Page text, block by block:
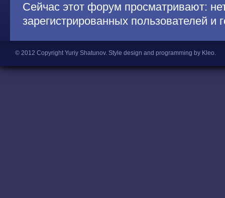
Сейчас этот форум просматривают:
зарегистрированных пользователей и
© 2012 Copyright Yuriy Shatunov. Style design and programming by Kleo.